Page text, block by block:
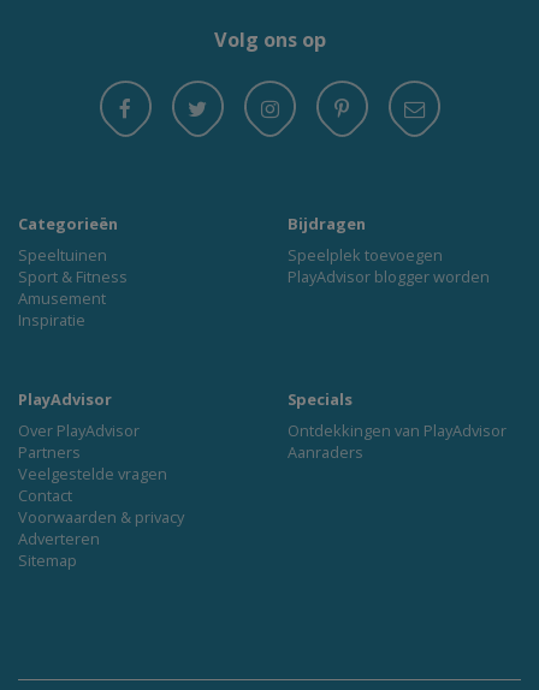
Volg ons op
Categorieën
Speeltuinen
Sport & Fitness
Amusement
Inspiratie
Bijdragen
Speelplek toevoegen
PlayAdvisor blogger worden
PlayAdvisor
Over PlayAdvisor
Partners
Veelgestelde vragen
Contact
Voorwaarden & privacy
Adverteren
Sitemap
Specials
Ontdekkingen van PlayAdvisor
Aanraders